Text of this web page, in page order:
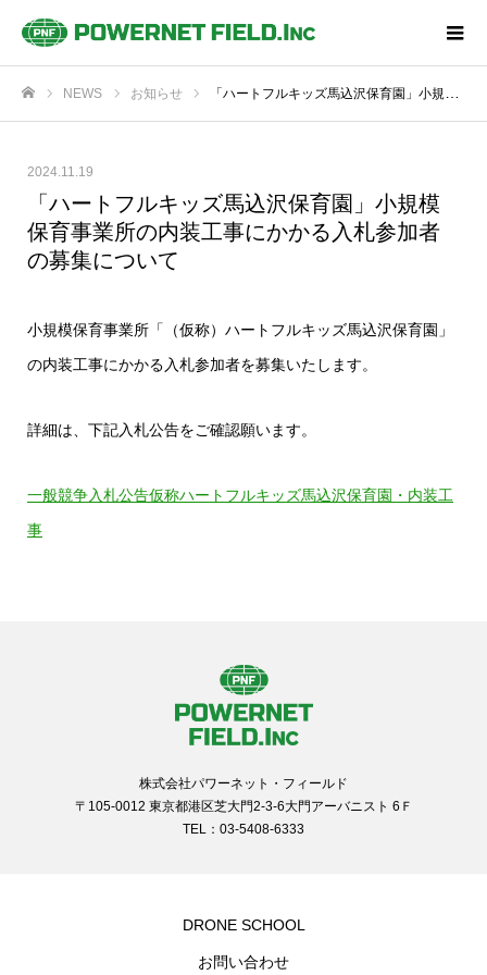
NEWS お知らせ 「ハートフルキッズ馬込沢保育園」小規模保育事業所の内装工事にかかる入札参加者の募集について
2024.11.19
「ハートフルキッズ馬込沢保育園」小規模
保育事業所の内装工事にかかる入札参加者
の募集について
小規模保育事業所「（仮称）ハートフルキッズ馬込沢保育園」
の内装工事にかかる入札参加者を募集いたします。
詳細は、下記入札公告をご確認願います。
一般競争入札公告仮称ハートフルキッズ馬込沢保育園・内装工
事
株式会社パワーネット・フィールド
〒105-0012 東京都港区芝大門2-3-6大門アーバニスト 6Ｆ
TEL：03-5408-6333
DRONE SCHOOL
お問い合わせ